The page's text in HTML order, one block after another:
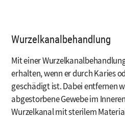
Wurzelkanalbehandlung
Mit einer
erhalten, wenn er durch Karies
geschädigt ist. Dabei entfernen
abgestorbene Gewebe im
Wurzelkanal mit sterilem